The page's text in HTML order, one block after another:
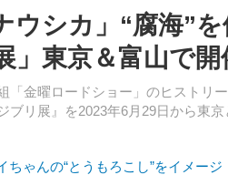
ウシカ」“腐海”
」東京＆富山で
「金曜ロードショー」のヒストリ
ブリ展』を2023年6月29日から東京
ちゃんの“とうもろこし”をイメー